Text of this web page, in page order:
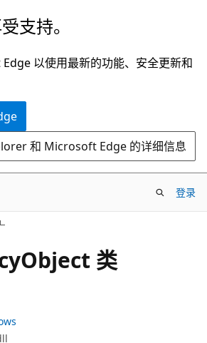
支持。
以使用最新的功能、安全更新和
和 Microsoft Edge 的详细信息
登录
Object 类